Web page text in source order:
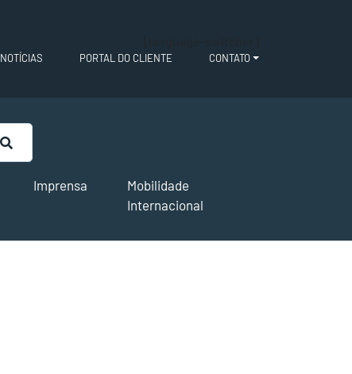
NOTÍCIAS PORTAL DO CLIENTE CONTATO
Imprensa
Mobilidade
Internacional